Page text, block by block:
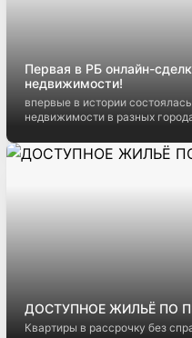
Первая в РБ онлайн-
недвижимости!
впервые в истории
недвижимости в разных
ДОСТУПНОЕ ЖИЛЬЁ ПО
Квартиры в рассрочку без